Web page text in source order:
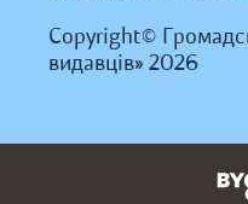
Copyright©
видавців» 2026